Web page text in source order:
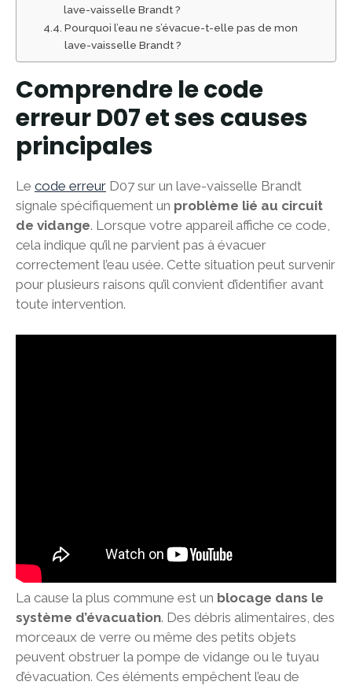
lave-vaisselle Brandt ?
Pourquoi l’eau ne s’évacue-t-elle pas de mon
lave-vaisselle Brandt ?
Comprendre le code
erreur D07 et ses causes
principales
Le code erreur D07 sur un lave-vaisselle Brandt
signale spécifiquement un problème lié au circuit
de vidange. Lorsque votre appareil affiche ce code,
cela indique qu’il ne parvient pas à évacuer
correctement l’eau usée. Cette situation peut survenir
pour plusieurs raisons qu’il convient d’identifier avant
toute intervention.
La cause la plus commune est un blocage dans le
système d’évacuation. Des débris alimentaires, des
morceaux de verre ou même des petits objets
peuvent obstruer la pompe de vidange ou le tuyau
d’évacuation. Ces éléments empêchent l’eau de